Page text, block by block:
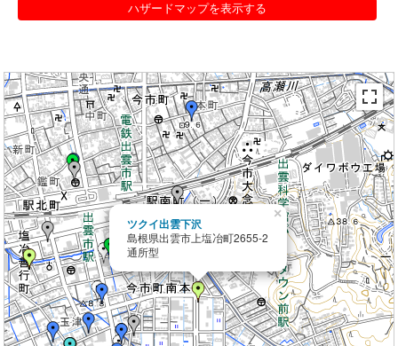
ハザードマップを表示する
ツクイ出雲下沢
島根県出雲市上塩冶町2655-2
通所型
×